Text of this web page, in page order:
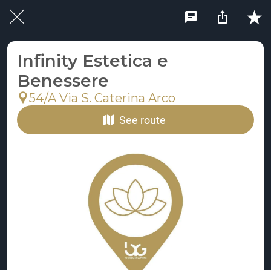
Infinity Estetica e
Benessere
54/A Via S. Caterina Arco
See route